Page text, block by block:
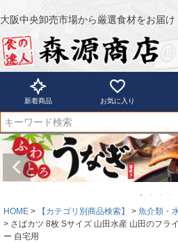
大阪中央卸売市場から厳選食材をお届け
新着商品 お気に入り
HOME 【カテゴリ別商品検索】 魚介類・
さばカツ 8枚 Sサイズ 山田水産 山田のフラ
ー 自宅用